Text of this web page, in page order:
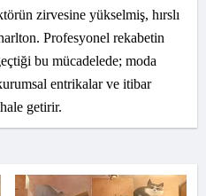
zirvesine yükselmiş, hırslı
Profesyonel rekabetin
bu mücadelede; moda
entrikalar ve itibar
getirir.